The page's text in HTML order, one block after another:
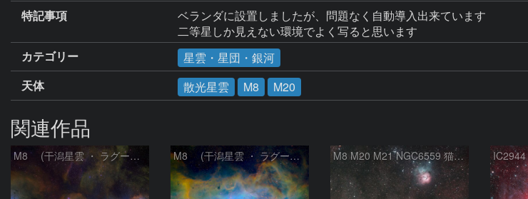
特記事項
ベランダに設置しましたが、問題なく自動導入出来ています
カテゴリー
星雲・星団・銀河
天体
散光星雲 M8 M20
関連作品
M8 (干潟星雲 ・ ラグーン（Lagoon）星雲) M8 (干潟星雲 ・ ラグーン（Lagoon）星雲) M8 M20 M21 NGC6559 猫の手星雲 いて座